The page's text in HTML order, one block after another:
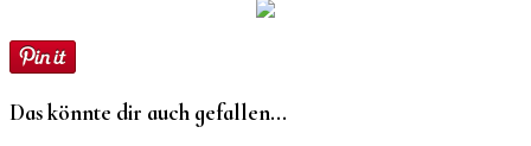
Das könnte dir auch gefallen...